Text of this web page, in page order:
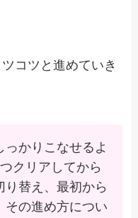
コツと進めていき
かりこなせるよ
クリアしてから
り替え、最初から
その進め方につい